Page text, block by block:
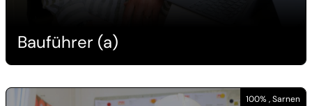
Bauführer (a)
100% , Sarnen